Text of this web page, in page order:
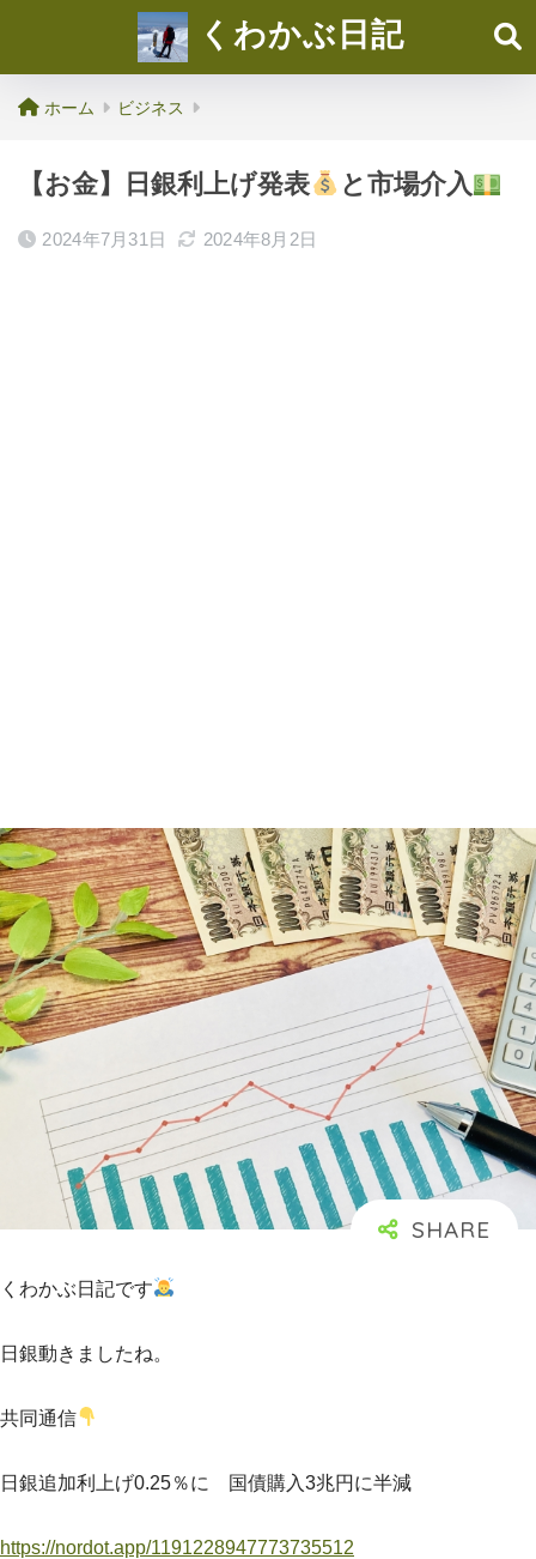
くわかぶ日記
ホーム ビジネス
【お金】日銀利上げ発表 と市場介入
2024年7月31日 2024年8月2日
くわかぶ日記です
日銀動きましたね。
共同通信
日銀追加利上げ0.25％に 国債購入3兆円に半減
https://nordot.app/1191228947773735512